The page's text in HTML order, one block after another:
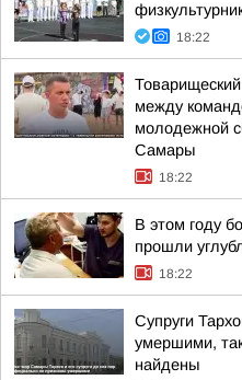
18:22
между
молодежной
Самары
18:22
В этом году
прошли
18:22
Супруги
умершими,
найдены